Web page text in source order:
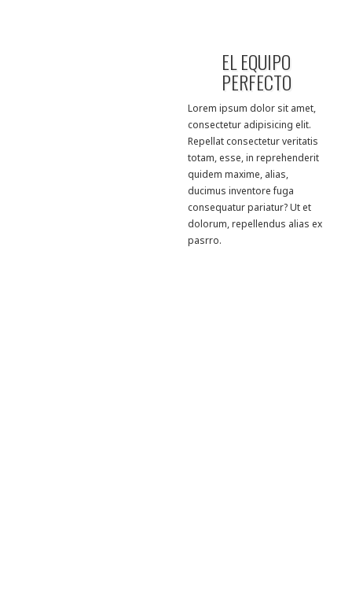
EL EQUIPO
PERFECTO
Lorem ipsum dolor sit amet,
consectetur adipisicing elit.
Repellat consectetur veritatis
totam, esse, in reprehenderit
quidem maxime, alias,
ducimus inventore fuga
consequatur pariatur? Ut et
dolorum, repellendus alias ex
pasrro.